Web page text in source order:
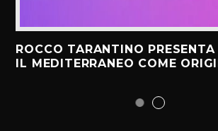
ROCCO TARANTINO
IL MEDITERRANEO COME